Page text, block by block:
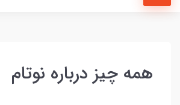
همه چیز درباره نوتام